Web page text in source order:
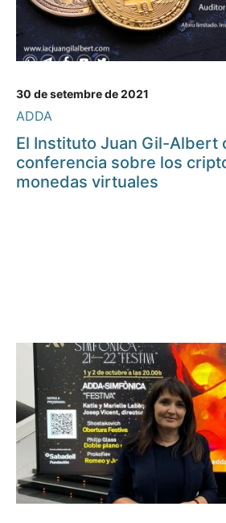
30 de setembre de 2021
ADDA
El Instituto Juan Gil-Albert
conferencia sobre los
monedas virtuales